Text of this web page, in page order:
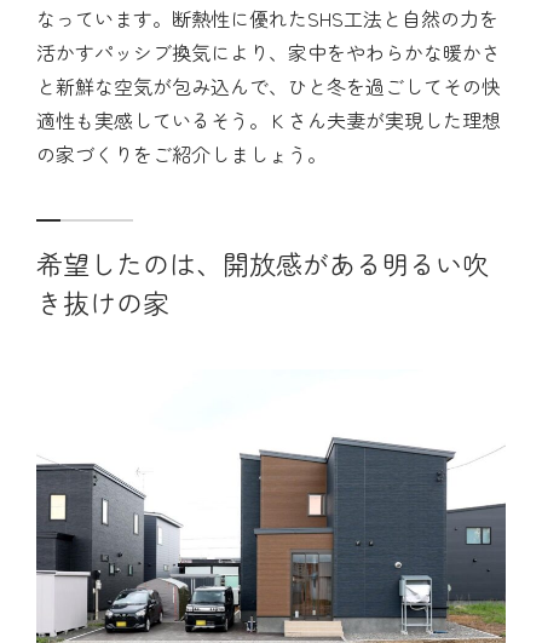
なっています。断熱性に優れたSHS工法と自然の力を
活かすパッシブ換気により、家中をやわらかな暖かさ
と新鮮な空気が包み込んで、ひと冬を過ごしてその快
適性も実感しているそう。Ｋさん夫妻が実現した理想
の家づくりをご紹介しましょう。
希望したのは、開放感がある明るい吹
き抜けの家